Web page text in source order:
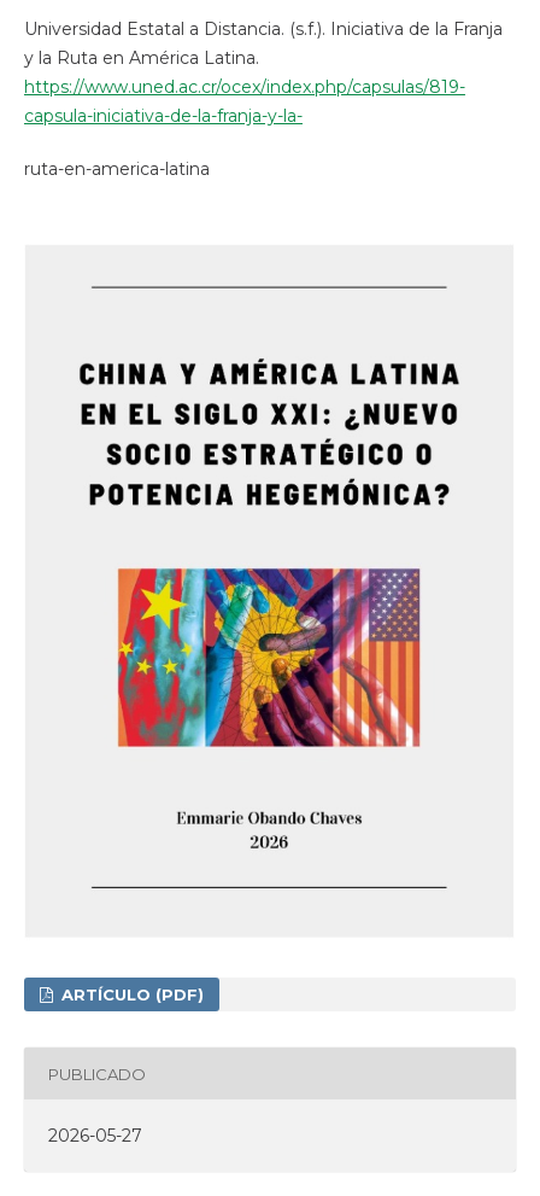
Universidad Estatal a Distancia. (s.f.). Iniciativa de la Franja
y la Ruta en América Latina.
https://www.uned.ac.cr/ocex/index.php/capsulas/819-
capsula-iniciativa-de-la-franja-y-la-
ruta-en-america-latina
ARTÍCULO (PDF)
PUBLICADO
2026-05-27